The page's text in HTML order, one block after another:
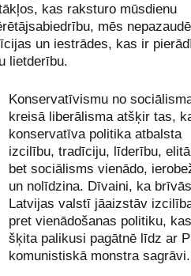
kas raksturo mūsdienu
mēs
un iestrādes, kas ir
lietderību.
Konservatīvismu no
kreisā liberālisma atšķir tas,
konservatīva politika atbalsta
izcilību, tradīciju, līderību,
bet sociālisms vienādo,
un nolīdzina. Dīvaini, ka brīvās
Latvijas valstī jāaizstāv
pret vienādošanas politiku, kas
šķita palikusi pagātnē līdz ar
komunistiskā monstra sagrāvi.